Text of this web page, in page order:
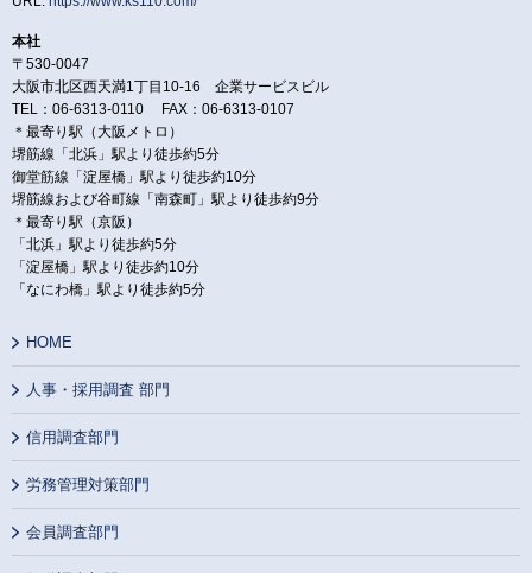
本社
〒530-0047
大阪市北区西天満1丁目10-16 企業サービスビル
TEL：06-6313-0110 FAX：06-6313-0107
＊最寄り駅（大阪メトロ）
堺筋線「北浜」駅より徒歩約5分
御堂筋線「淀屋橋」駅より徒歩約10分
堺筋線および谷町線「南森町」駅より徒歩約9分
＊最寄り駅（京阪）
「北浜」駅より徒歩約5分
「淀屋橋」駅より徒歩約10分
「なにわ橋」駅より徒歩約5分
HOME
人事・採用調査 部門
信用調査部門
労務管理対策部門
会員調査部門